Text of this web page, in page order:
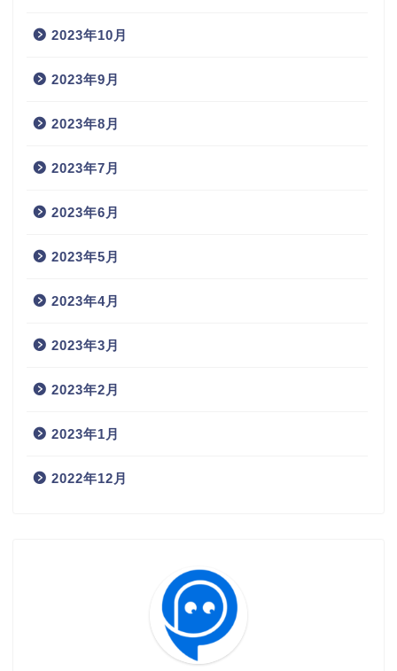
2023年10月
2023年9月
2023年8月
2023年7月
2023年6月
2023年5月
2023年4月
2023年3月
2023年2月
2023年1月
2022年12月